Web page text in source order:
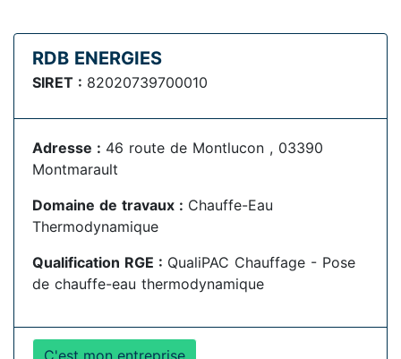
RDB ENERGIES
SIRET : 82020739700010
Adresse : 46 route de Montlucon , 03390
Montmarault
Domaine de travaux : Chauffe-Eau
Thermodynamique
Qualification RGE : QualiPAC Chauffage - Pose
de chauffe-eau thermodynamique
C'est mon entreprise